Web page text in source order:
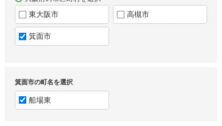
東大阪市 高槻市
箕面市
箕面市の町名を選択
船場東